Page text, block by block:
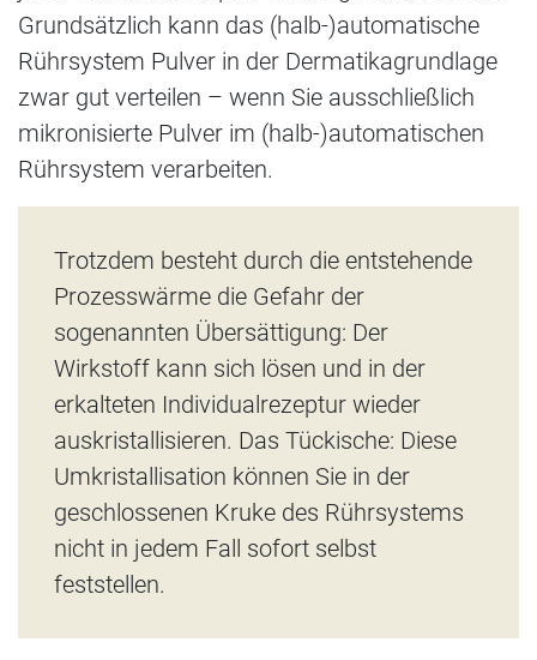
Grundsätzlich kann das (halb-)automatische
Rührsystem Pulver in der Dermatikagrundlage
zwar gut verteilen – wenn Sie ausschließlich
mikronisierte Pulver im (halb-)automatischen
Rührsystem verarbeiten.
Trotzdem besteht durch die entstehende
Prozesswärme die Gefahr der
sogenannten Übersättigung: Der
Wirkstoff kann sich lösen und in der
erkalteten Individualrezeptur wieder
auskristallisieren. Das Tückische: Diese
Umkristallisation können Sie in der
geschlossenen Kruke des Rührsystems
nicht in jedem Fall sofort selbst
feststellen.